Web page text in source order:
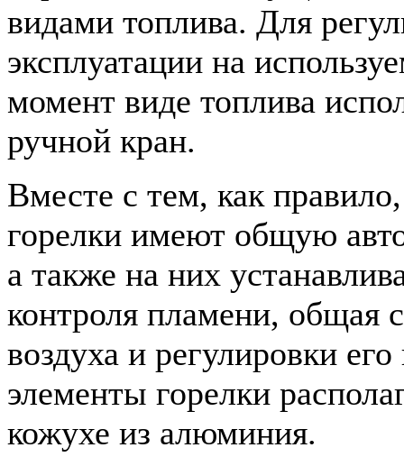
видами топлива. Для
эксплуатации на
момент виде топлива
ручной кран.
Вместе с тем, как
горелки имеют общую
а также на них
контроля пламени, общая
воздуха и регулировки
элементы горелки
кожухе из алюминия.